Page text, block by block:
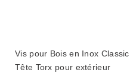
Vis pour Bois en Inox Classic
Tête Torx pour extérieur